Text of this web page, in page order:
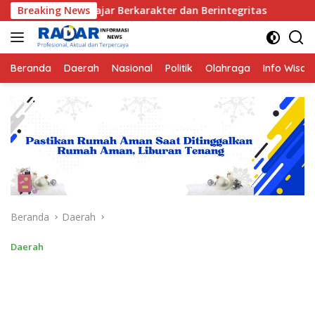
Langsung
ke
konten
Breaking News
Pelajar Berkarakter dan Berintegritas Suharto Ketua
Beranda Daerah Nasional Politik Olahraga Info
Beranda Daerah
Daerah